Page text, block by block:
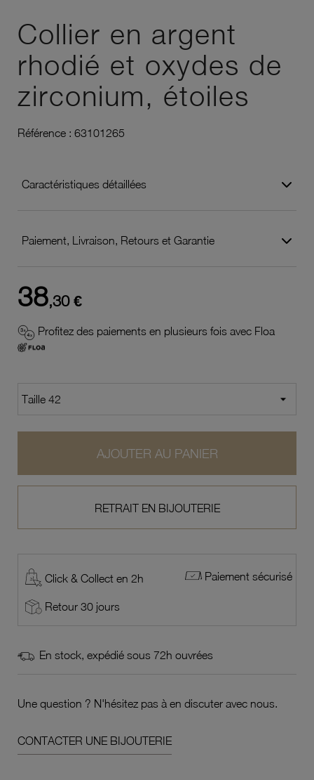
Collier en argent
rhodié et oxydes de
zirconium, étoiles
Référence : 63101265
Caractéristiques détaillées
Paiement, Livraison, Retours et Garantie
38,30 €
Profitez des paiements en plusieurs fois avec Floa
AJOUTER AU PANIER
RETRAIT EN BIJOUTERIE
Click & Collect en 2h Paiement sécurisé
Retour 30 jours
En stock, expédié sous 72h ouvrées
Une question ? N'hésitez pas à en discuter avec nous.
CONTACTER UNE BIJOUTERIE